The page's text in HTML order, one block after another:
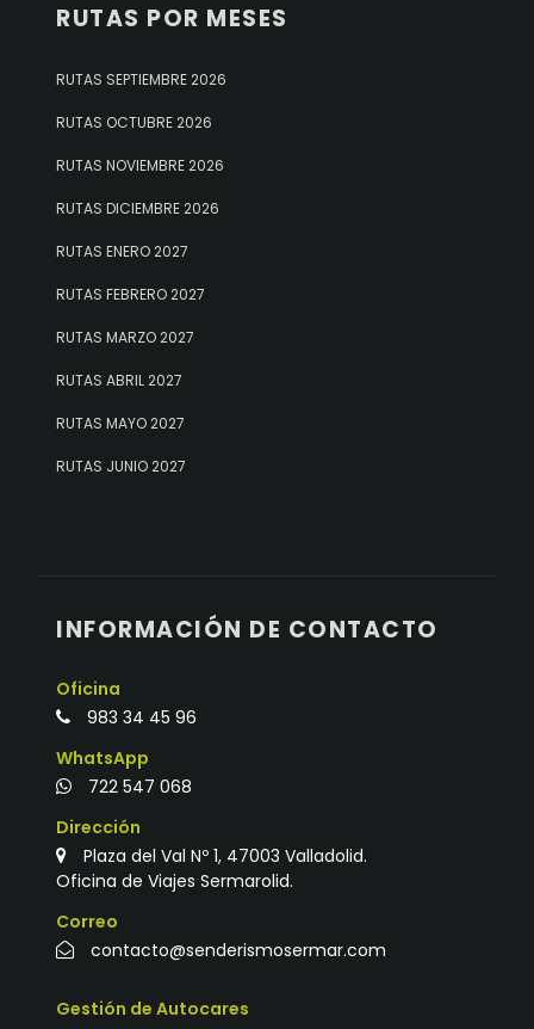
RUTAS POR MESES
RUTAS SEPTIEMBRE 2026
RUTAS OCTUBRE 2026
RUTAS NOVIEMBRE 2026
RUTAS DICIEMBRE 2026
RUTAS ENERO 2027
RUTAS FEBRERO 2027
RUTAS MARZO 2027
RUTAS ABRIL 2027
RUTAS MAYO 2027
RUTAS JUNIO 2027
INFORMACIÓN DE CONTACTO
Oficina
983 34 45 96
WhatsApp
722 547 068
Dirección
Plaza del Val Nº 1, 47003 Valladolid.
Oficina de Viajes Sermarolid.
Correo
contacto@senderismosermar.com
Gestión de Autocares